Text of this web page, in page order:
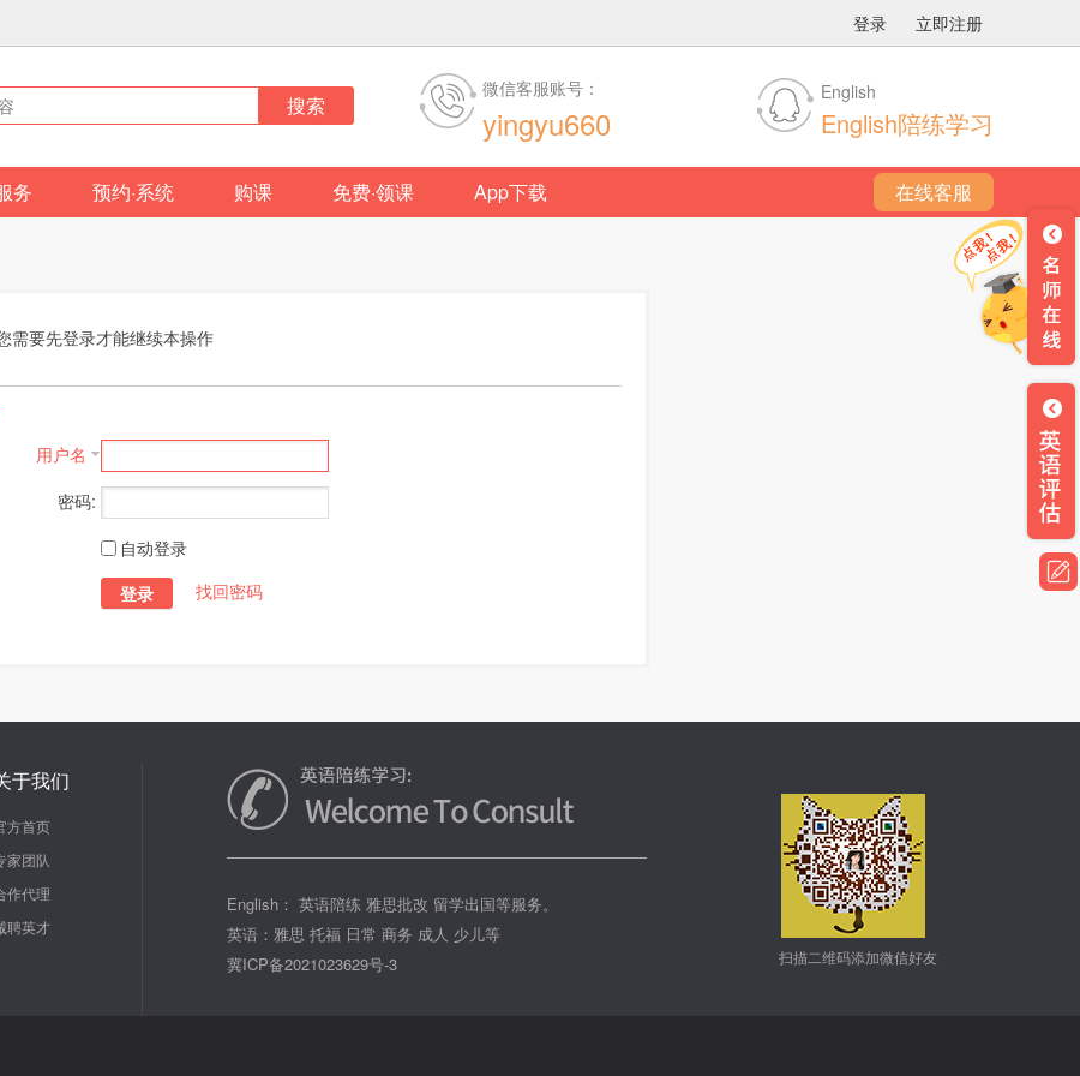
登录 立即注册
搜索
微信客服账号：
yingyu660
English
English陪练学习
务 预约·系统 购课 免费·领课 App下载 在线客服
需要先登录才能继续本操作
用户名
密码:
自动登录
登录
找回密码
于我们
方首页
家团队
作代理
聘英才
English： 英语陪练 雅思批改 留学出国等服务。
英语：雅思 托福 日常 商务 成人 少儿等
冀ICP备2021023629号-3
扫描二维码添加微信好友